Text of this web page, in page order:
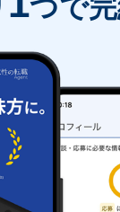
つで完